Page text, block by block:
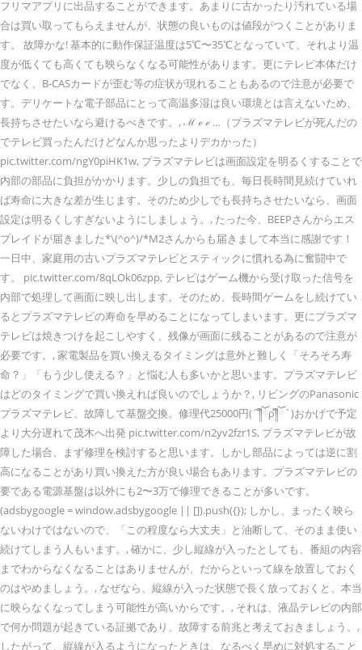
フリマアプリに出品することができます。あまりに古かったり汚れている場
合は買い取ってもらえませんが、状態の良いものは値段がつくことがありま
す。 故障かな! 基本的に動作保証温度は5℃〜35℃となっていて、それより温
度が低くても高くても映らなくなる可能性があります。更にテレビ本体だけ
でなく、B-CASカードが歪む等の症状が現れることもあるので注意が必要で
す。デリケートな電子部品にとって高温多湿は良い環境とは言えないため、
長持ちさせたいなら避けるべきです。, ℳ ℯ ℯ …（プラズマテレビが死んだの
でテレビ買ったんだけどなんか思ったよりデカかった）
pic.twitter.com/ngY0piHK1w, プラズマテレビは画面設定を明るくすることで
内部の部品に負担がかかります。少しの負担でも、毎日長時間見続けていれ
ば寿命に大きな差が生じます。そのため少しでも長持ちさせたいなら、画面
設定は明るくしすぎないようにしましょう。, たった今、BEEPさんからエス
プレイドが届きました*\(^o^)/*M2さんからも届きまして本当に感謝です！
一日中、家庭用の古いプラズマテレビとスティックに慣れる為に奮闘中で
す。 pic.twitter.com/8qLOk06zpp, テレビはゲーム機から受け取った信号を
内部で処理して画面に映し出します。そのため、長時間ゲームをし続けてい
るとプラズマテレビの寿命を早めることになってしまいます。更にプラズマ
テレビは焼きつけを起こしやすく、残像が画面に残ることがあるので注意が
必要です。, 家電製品を買い換えるタイミングは意外と難しく「そろそろ寿
命？」「もう少し使える？」と悩む人も多いかと思います。プラズマテレビ
はどのタイミングで買い換えれば良いのでしょうか？, リビングのPanasonic
プラズマテレビ、故障して基盤交換。修理代25000円(´༎ຶོρ༎ຶོ`)おかげで予定
より大分遅れて茂木へ出発 pic.twitter.com/n2yv2fzr1S, プラズマテレビが故
障した場合、まず修理を検討すると思います。しかし部品によっては逆に割
高になることがあり買い換えた方が良い場合もあります。プラズマテレビの
要である電源基盤は以外にも2〜3万で修理できることが多いです。
(adsbygoogle = window.adsbygoogle || []).push({}); しかし、まったく映ら
ないわけではないので、「この程度なら大丈夫」と油断して、そのまま使い
続けてしまう人もいます。, 確かに、少し縦線が入ったとしても、番組の内容
までわからなくなることはありませんが、だからといって線を放置しておく
のはやめましょう。, なぜなら、縦線が入った状態で長く放っておくと、本当
に映らなくなってしまう可能性が高いからです。, それは、液晶テレビの内部
で何か問題が起きている証拠であり、故障する前兆と考えておきましょう。,
したがって、縦線が入るようになったときは、なるべく早めに対処すること